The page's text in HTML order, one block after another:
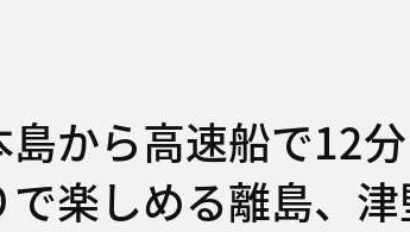
から高速船で12分
で楽しめる離島、